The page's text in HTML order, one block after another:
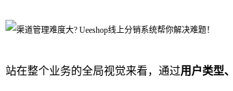
站在整个业务的全局视觉来看，通过用户类型